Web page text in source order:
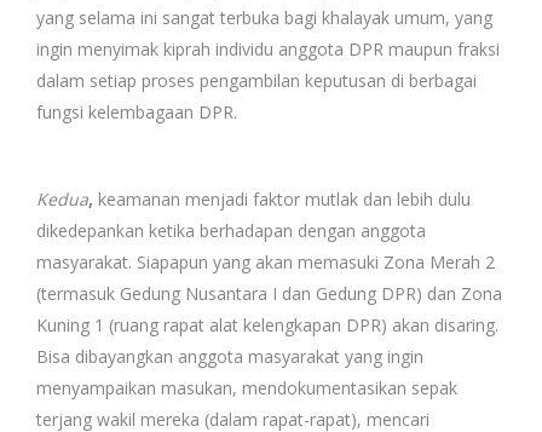
yang selama ini sangat terbuka bagi khalayak umum, yang
ingin menyimak kiprah individu anggota DPR maupun fraksi
dalam setiap proses pengambilan keputusan di berbagai
fungsi kelembagaan DPR.
Kedua, keamanan menjadi faktor mutlak dan lebih dulu
dikedepankan ketika berhadapan dengan anggota
masyarakat. Siapapun yang akan memasuki Zona Merah 2
(termasuk Gedung Nusantara I dan Gedung DPR) dan Zona
Kuning 1 (ruang rapat alat kelengkapan DPR) akan disaring.
Bisa dibayangkan anggota masyarakat yang ingin
menyampaikan masukan, mendokumentasikan sepak
terjang wakil mereka (dalam rapat-rapat), mencari